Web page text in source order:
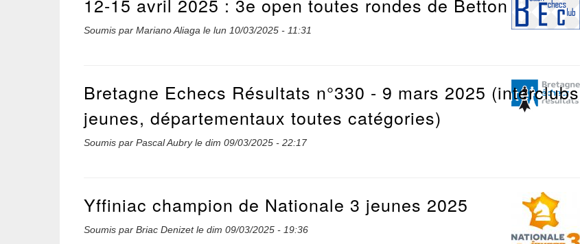
12-15 avril 2025 : 3e open toutes rondes de Betton
Soumis par Mariano Aliaga le lun 10/03/2025 - 11:31
Bretagne Echecs Résultats n°330 - 9 mars 2025 (interclubs
jeunes, départementaux toutes catégories)
Soumis par Pascal Aubryle dim 09/03/2025 - 22:17
Yffiniac champion de Nationale 3 jeunes 2025
Soumis par Briac Denizetle dim 09/03/2025 - 19:36